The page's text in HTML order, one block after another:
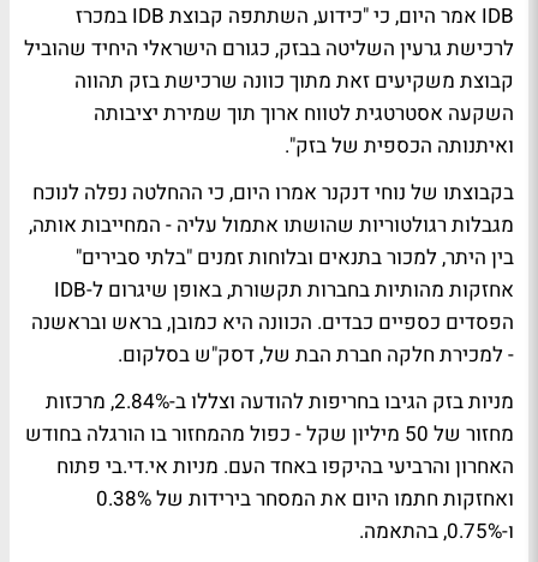
IDB אמר היום, כי "כידוע, השתתפה קבוצת IDB במכרז
לרכישת גרעין השליטה בבזק, כגורם הישראלי היחיד שהוביל
קבוצת משקיעים זאת מתוך כוונה שרכישת בזק תהווה
השקעה אסטרטגית לטווח ארוך תוך שמירת יציבותה
ואיתנותה הכספית של בזק".
בקבוצתו של נוחי דנקנר אמרו היום, כי ההחלטה נפלה לנוכח
מגבלות רגולטוריות שהושתו אתמול עליה - המחייבות אותה,
בין היתר, למכור בתנאים ובלוחות זמנים "בלתי סבירים"
אחזקות מהותיות בחברות תקשורת, באופן שיגרום ל-IDB
הפסדים כספיים כבדים. הכוונה היא כמובן, בראש ובראשנה
- למכירת חלקה חברת הבת של, דסק"ש בסלקום.
מניות בזק הגיבו בחריפות להודעה וצללו ב-2.84%, מרכזות
מחזור של 50 מיליון שקל - כפול מהמחזור בו הורגלה בחודש
האחרון והרביעי בהיקפו באחד העם. מניות אי.די.בי פתוח
ואחזקות חתמו היום את המסחר בירידות של 0.38%
ו-0.75%, בהתאמה.